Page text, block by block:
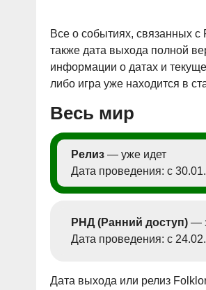
Все о событиях, связанных с
также дата выхода полной
информации о датах и
либо игра уже находится в
Весь мир
Релиз — уже идет
Дата проведения: с
РНД (Ранний доступ) —
Дата проведения: с
Дата выхода или релиз